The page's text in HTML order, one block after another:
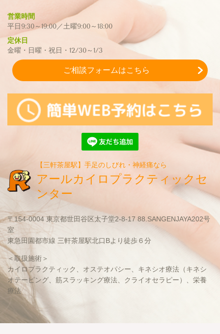
営業時間
平日9:30～19:00／土曜9:00～18:00
定休日
金曜・日曜・祝日・12/30～1/3
ご相談フォームはこちら
【三軒茶屋駅】手足のしびれ・神経痛なら
アールカイロプラクティックセ
ンター
〒154-0004 東京都世田谷区太子堂2-8-17 88.SANGENJAYA202号
室
東急田園都市線 三軒茶屋駅北口Bより徒歩６分
＜取扱施術＞
カイロプラクティック、オステオパシー、キネシオ療法（キネシ
オテーピング、筋スラッキング療法、クライオセラピー）、栄養
療法